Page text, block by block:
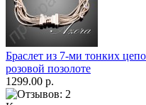
Браслет из 7-ми тонких
розовой позолоте
1299.00 р.